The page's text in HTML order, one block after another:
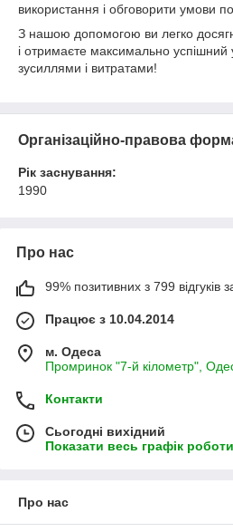
використання і обговорити умови
З нашою допомогою ви легко
і отримаєте максимально
зусиллями і витратами!
Організаційно-правова
Рік заснування:
1990
Про нас
99% позитивних з 799 відгуків
Працює з 10.04.2014
м. Одеса
Промринок "7-й кілометр",
Контакти
Сьогодні вихідний
Показати весь графік роботи
Про нас